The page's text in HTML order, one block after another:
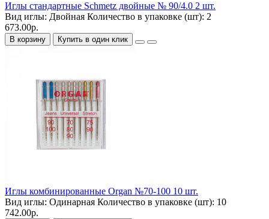
Иглы стандартные Schmetz двойные № 90/4.0 2 шт.
Вид иглы: Двойная Количество в упаковке (шт): 2
673.00р.
В корзину Купить в один клик
Иглы комбинированные Organ №70-100 10 шт.
Вид иглы: Одинарная Количество в упаковке (шт): 10
742.00р.